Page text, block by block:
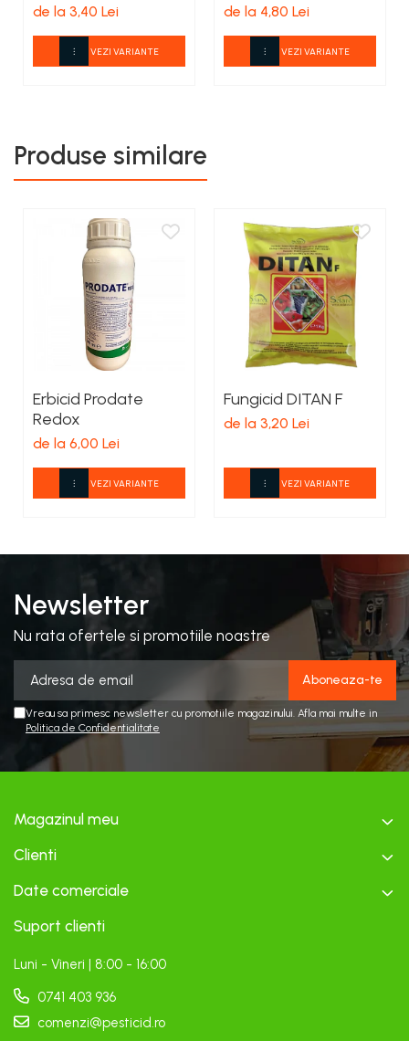
de la 3,40 Lei
VEZI VARIANTE
de la 4,80 Lei
VEZI VARIANTE
Produse similare
Erbicid Prodate
Redox
de la 6,00 Lei
VEZI VARIANTE
Fungicid DITAN F
de la 3,20 Lei
VEZI VARIANTE
Newsletter
Nu rata ofertele si promotiile noastre
Vreau sa primesc newsletter cu promotiile magazinului. Afla mai multe in
Politica de Confidentialitate
Magazinul meu
Clienti
Date comerciale
Suport clienti
Luni - Vineri | 8:00 - 16:00
0741 403 936
comenzi@pesticid.ro